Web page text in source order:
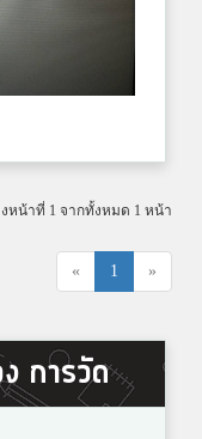
หน้าที่ 1 จากทั้งหมด 1 หน้า
« 1 »
การวัด